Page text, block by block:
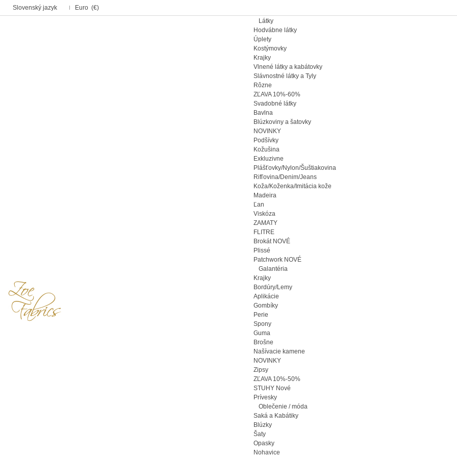
Slovenský jazyk Euro (€)
Látky
Hodvábne látky
Úplety
Kostýmovky
Krajky
Vlnené látky a kabátovky
Slávnostné látky a Tyly
Rôzne
ZĽAVA 10%-60%
Svadobné látky
Bavlna
Blúzkoviny a šatovky
NOVINKY
Podšívky
Kožušina
Exkluzivne
Plášťovky/Nylon/Šuštiakovina
Rifľovina/Denim/Jeans
Koža/Koženka/Imitácia kože
Madeira
Ľan
Viskóza
ZAMATY
FLITRE
Brokát NOVÉ
Plissé
Patchwork NOVÉ
Galantéria
Krajky
Bordúry/Lemy
Aplikácie
Gombíky
Perie
Spony
Guma
Brošne
Našívacie kamene
NOVINKY
Zipsy
ZĽAVA 10%-50%
STUHY Nové
Prívesky
Oblečenie / móda
Saká a Kabátiky
Blúzky
Šaty
Opasky
Nohavice